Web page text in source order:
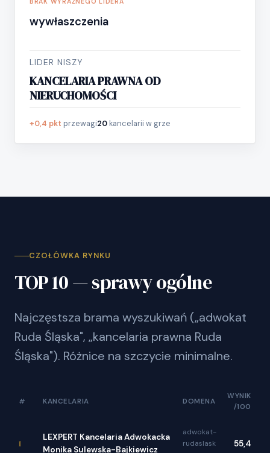
wywłaszczenia
LIDER NISZY
KANCELARIA PRAWNA OD
NIERUCHOMOŚCI
+0,4 pkt przewagi20 kancelarii w grze
CZOŁÓWKA RYNKU
TOP 10 — sprawy ogólne
Najczęstsza brama wyszukiwań („adwokat
Ruda Śląska", „kancelaria prawna Ruda
Śląska"). Różnice na szczycie minimalne.
# KANCELARIA DOMENA
WYNIK
/100
1
LEXPERT Kancelaria Adwokacka
Monika Sulewska-Bajkiewicz
adwokat-
rudaslask
55,4